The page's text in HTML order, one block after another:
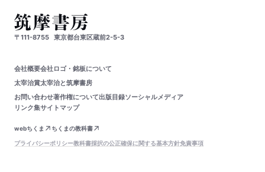
〒111-8755 東京都台東区蔵前2-5-3
会社概要会社ロゴ・銘板について
太宰治賞太宰治と筑摩書房
お問い合わせ著作権について出版目録ソーシャルメディア
リンク集サイトマップ
webちくま
ちくまの教科書
プライバシーポリシー教科書採択の公正確保に関する基本方針免責事項